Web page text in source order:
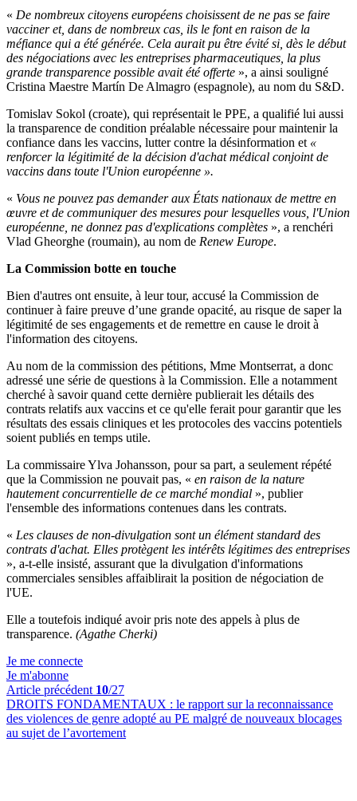
« De nombreux citoyens européens choisissent de ne pas se faire
vacciner et, dans de nombreux cas, ils le font en raison de la
méfiance qui a été générée. Cela aurait pu être évité si, dès le début
des négociations avec les entreprises pharmaceutiques, la plus
grande transparence possible avait été offerte », a ainsi souligné
Cristina Maestre Martín De Almagro (espagnole), au nom du S&D.
Tomislav Sokol (croate), qui représentait le PPE, a qualifié lui aussi
la transparence de condition préalable nécessaire pour maintenir la
confiance dans les vaccins, lutter contre la désinformation et «
renforcer la légitimité de la décision d'achat médical conjoint de
vaccins dans toute l'Union européenne ».
« Vous ne pouvez pas demander aux États nationaux de mettre en
œuvre et de communiquer des mesures pour lesquelles vous, l'Union
européenne, ne donnez pas d'explications complètes », a renchéri
Vlad Gheorghe (roumain), au nom de Renew Europe.
La Commission botte en touche
Bien d'autres ont ensuite, à leur tour, accusé la Commission de
continuer à faire preuve d’une grande opacité, au risque de saper la
légitimité de ses engagements et de remettre en cause le droit à
l'information des citoyens.
Au nom de la commission des pétitions, Mme Montserrat, a donc
adressé une série de questions à la Commission. Elle a notamment
cherché à savoir quand cette dernière publierait les détails des
contrats relatifs aux vaccins et ce qu'elle ferait pour garantir que les
résultats des essais cliniques et les protocoles des vaccins potentiels
soient publiés en temps utile.
La commissaire Ylva Johansson, pour sa part, a seulement répété
que la Commission ne pouvait pas, « en raison de la nature
hautement concurrentielle de ce marché mondial », publier
l'ensemble des informations contenues dans les contrats.
« Les clauses de non-divulgation sont un élément standard des
contrats d'achat. Elles protègent les intérêts légitimes des entreprises
», a-t-elle insisté, assurant que la divulgation d'informations
commerciales sensibles affaiblirait la position de négociation de
l'UE.
Elle a toutefois indiqué avoir pris note des appels à plus de
transparence. (Agathe Cherki)
Je me connecte
Je m'abonne
Article précédent 10/27
DROITS FONDAMENTAUX : le rapport sur la reconnaissance
des violences de genre adopté au PE malgré de nouveaux blocages
au sujet de l’avortement